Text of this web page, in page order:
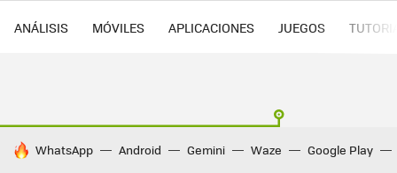
ANÁLISIS MÓVILES APLICACIONES JUEGOS
HOY SE HABLA DE
WhatsApp Android Gemini Waze Google Play